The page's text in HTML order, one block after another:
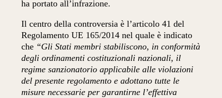
ha portato all’infrazione.
Il centro della controversia è l’articolo 41 del
Regolamento UE 165/2014 nel quale è indicato
che “Gli Stati membri stabiliscono, in conformità
degli ordinamenti costituzionali nazionali, il
regime sanzionatorio applicabile alle violazioni
del presente regolamento e adottano tutte le
misure necessarie per garantirne l’effettiva